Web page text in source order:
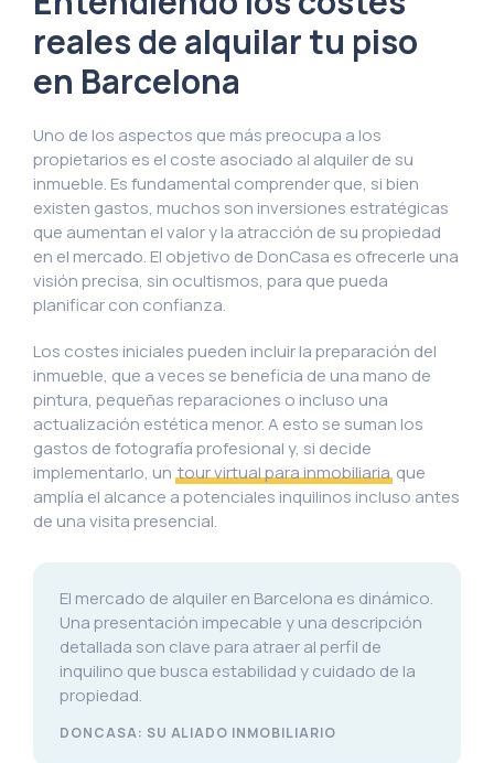
reales de alquilar tu piso
en Barcelona
Uno de los aspectos que más preocupa a los
propietarios es el coste asociado al alquiler de su
inmueble. Es fundamental comprender que, si bien
existen gastos, muchos son inversiones estratégicas
que aumentan el valor y la atracción de su propiedad
en el mercado. El objetivo de DonCasa es ofrecerle una
visión precisa, sin ocultismos, para que pueda
planificar con confianza.
Los costes iniciales pueden incluir la preparación del
inmueble, que a veces se beneficia de una mano de
pintura, pequeñas reparaciones o incluso una
actualización estética menor. A esto se suman los
gastos de fotografía profesional y, si decide
implementarlo, un tour virtual para inmobiliariaque
amplía el alcance a potenciales inquilinos incluso antes
de una visita presencial.
El mercado de alquiler en Barcelona es dinámico.
Una presentación impecable y una descripción
detallada son clave para atraer al perfil de
inquilino que busca estabilidad y cuidado de la
propiedad.
DONCASA: SU ALIADO INMOBILIARIO